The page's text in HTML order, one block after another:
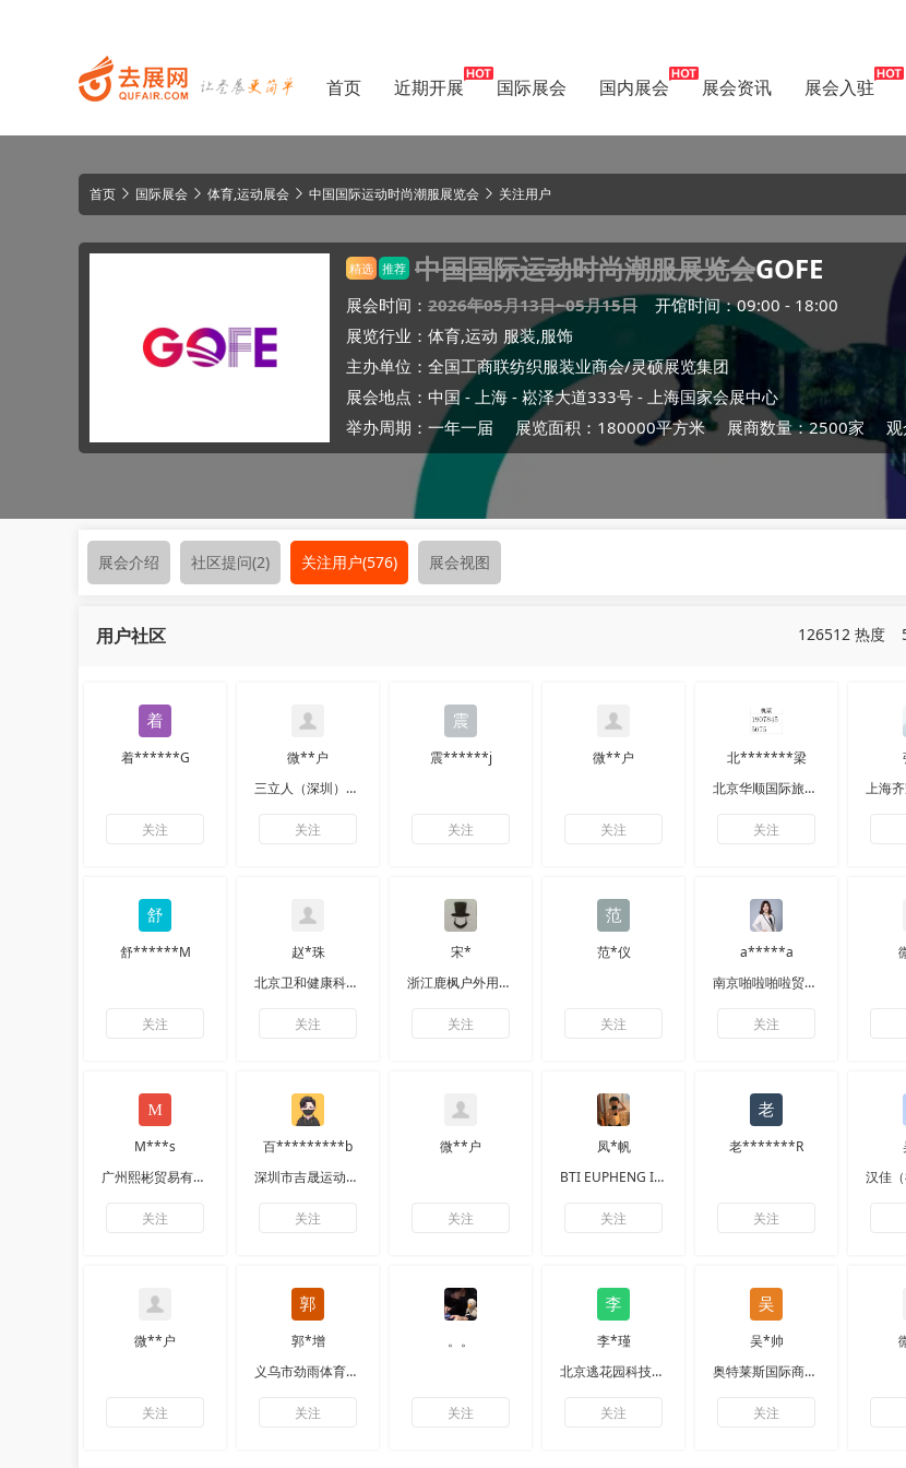
首页 近期开展 国际展会 国内展会 展会资讯 展会入驻
首页 国际展会 体育,运动展会 中国国际运动时尚潮服展览会 关注用户
精选 推荐 中国国际运动时尚潮服展览会GOFE
展会时间： 2026年05月13日~05月15日
开馆时间：09:00 - 18:00
展览行业： 体育,运动 服装,服饰
主办单位： 全国工商联纺织服装业商会/灵硕展览集团
展会地点： 中国- 上海 - 崧泽大道333号 - 上海国家会展中心
举办周期：一年一届
展览面积：180000平方米 展商数量：2500家
展会介绍 社区提问(2) 关注用户(576) 展会视图
用户社区 126512 热度
着******G
关注
微**户
三立人（深圳）科技有限公司
关注
震******j
关注
微**户
关注
北*******梁
北京华顺国际旅行社有限公司
关注
舒******M
关注
赵*珠
北京卫和健康科技有限公司
关注
宋*
浙江鹿枫户外用品有限公司
关注
范*仪
关注
a*****a
南京啪啦啪啦贸易有限公司
关注
M***s
广州熙彬贸易有限公司
关注
百*********b
深圳市吉晟运动用品有限公司
关注
微**户
关注
凤*帆
BTI EUPHENG INK
关注
老*******R
关注
微**户
关注
郭*增
义乌市劲雨体育用品有限公司
关注
。。
关注
李*瑾
北京逃花园科技有限公司
关注
吴*帅
奥特莱斯国际商务服务（北京）有限公司
关注